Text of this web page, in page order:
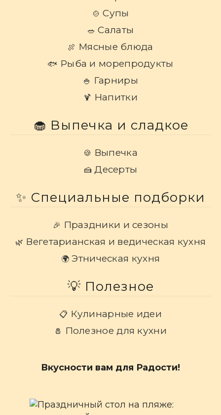
🍲 Супы
🥗 Салаты
🍖 Мясные блюда
🐟 Рыба и морепродукты
🍚 Гарниры
🍹 Напитки
🧁 Выпечка и сладкое
🍪 Выпечка
🍰Десерты
✨ Специальные подборки
🎉 Праздники и сезоны
🌿 Вегетарианская и ведическая кухня
🌍 Этническая кухня
💡 Полезное
📋 Кулинарные идеи
🧂 Полезное для кухни
Вкусности вам для Радости!